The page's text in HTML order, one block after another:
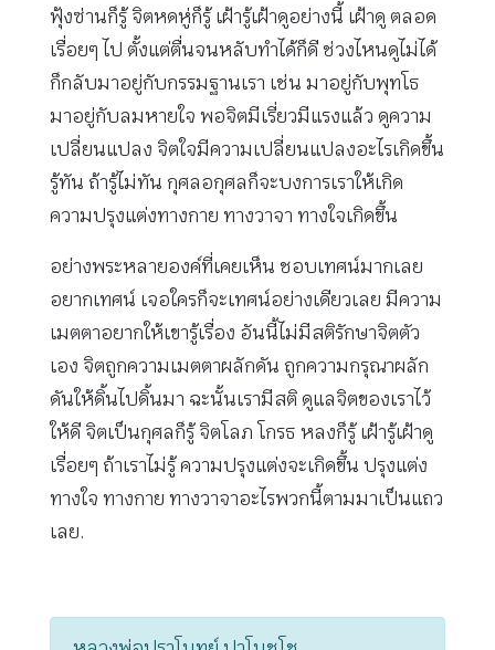
ฟุ้งซ่านก็รู้ จิตหดหู่ก็รู้ เฝ้ารู้เฝ้าดูอย่างนี้ เฝ้าดู ตลอด
เรื่อยๆ ไป ตั้งแต่ตื่นจนหลับทำได้ก็ดี ช่วงไหนดูไม่ได้
ก็กลับมาอยู่กับกรรมฐานเรา เช่น มาอยู่กับพุทโธ
มาอยู่กับลมหายใจ พอจิตมีเรี่ยวมีแรงแล้ว ดูความ
เปลี่ยนแปลง จิตใจมีความเปลี่ยนแปลงอะไรเกิดขึ้น
รู้ทัน ถ้ารู้ไม่ทัน กุศลอกุศลก็จะบงการเราให้เกิด
ความปรุงแต่งทางกาย ทางวาจา ทางใจเกิดขึ้น
อย่างพระหลายองค์ที่เคยเห็น ชอบเทศน์มากเลย
อยากเทศน์ เจอใครก็จะเทศน์อย่างเดียวเลย มีความ
เมตตาอยากให้เขารู้เรื่อง อันนี้ไม่มีสติรักษาจิตตัว
เอง จิตถูกความเมตตาผลักดัน ถูกความกรุณาผลัก
ดันให้ดิ้นไปดิ้นมา ฉะนั้นเรามีสติ ดูแลจิตของเราไว้
ให้ดี จิตเป็นกุศลก็รู้ จิตโลภ โกรธ หลงก็รู้ เฝ้ารู้เฝ้าดู
เรื่อยๆ ถ้าเราไม่รู้ ความปรุงแต่งจะเกิดขึ้น ปรุงแต่ง
ทางใจ ทางกาย ทางวาจาอะไรพวกนี้ตามมาเป็นแถว
เลย.